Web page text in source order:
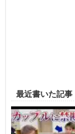
最近書いた記事